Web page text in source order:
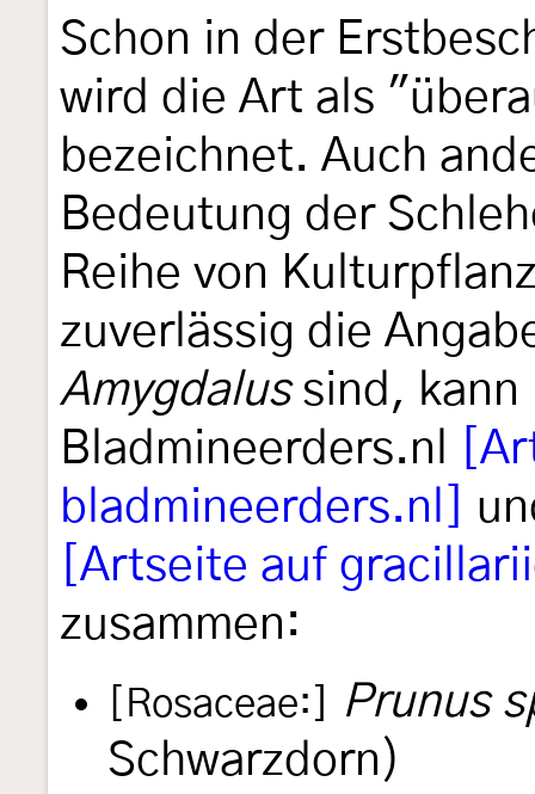
Schon in der
wird die Art als
bezeichnet. Auch
Bedeutung der
Reihe von
zuverlässig die
Amygdalussind, kann
Bladmineerders.nl
bladmineerders.nl]
[Artseite auf
zusammen:
[Rosaceae:]
Prunus
Schwarzdorn)